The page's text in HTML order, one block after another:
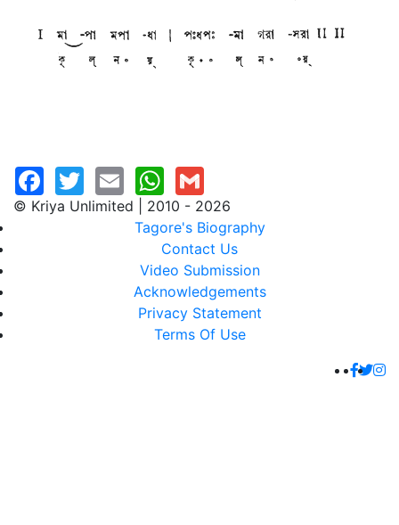
© Kriya Unlimited | 2010 - 2026
Tagore's Biography
Contact Us
Video Submission
Acknowledgements
Privacy Statement
Terms Of Use